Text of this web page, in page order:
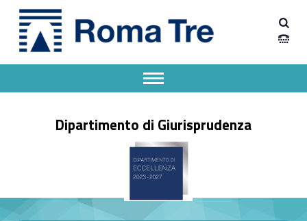
Dottorato internazionale in “Law & Social Change" - Dipartimento Giurisprudenza
Dipartimento di Giurisprudenza
Primary Menu
Apri il menu secondario
Header info sidebar